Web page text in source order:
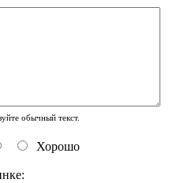
обычный текст.
Хорошо